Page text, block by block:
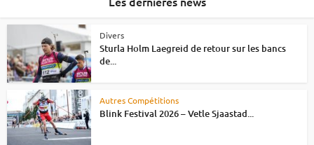
Divers
Sturla Holm Laegreid de retour sur les bancs
de...
Autres Compétitions
Blink Festival 2026 – Vetle Sjaastad...